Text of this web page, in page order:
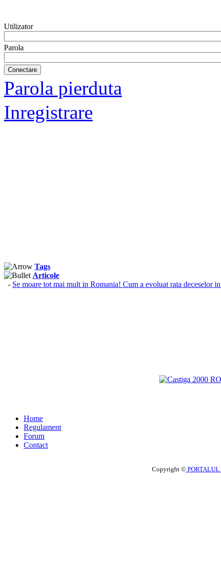
Utilizator
Parola
Parola pierduta
Inregistrare
Tags
Articole
- Se moare tot mai mult in Romania! Cum a evoluat rata deceselor
Home
Regulament
Forum
Contact
Copyright ©PORTALUL